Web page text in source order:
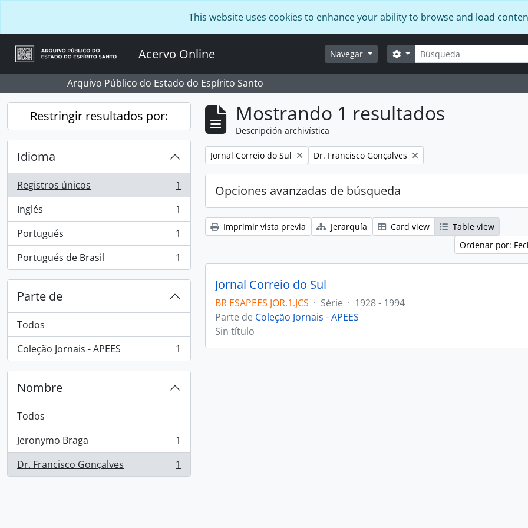
This website uses cookies to enhance your ability to browse and load
Acervo Online Navegar Búsqueda
Search options
Arquivo Público do Estado do Espírito Santo
Restringir resultados por:
Idioma
Registros únicos
, 1 resultados
1
Inglés
, 1 resultados
1
Portugués
, 1 resultados
1
Portugués de Brasil
, 1 resultados 1
Parte de
Todos
Coleção Jornais - APEES
, 1 resultados 1
Nombre
Todos
Jeronymo Braga
, 1 resultados
1
Dr. Francisco Gonçalves
, 1 resultados 1
Mostrando 1 resultados
Descripción archivística
Remove filter:
Jornal Correio do Sul Remove filter:
Dr. Francisco Gonçalves
Opciones avanzadas de búsqueda
Imprimir vista previa Jerarquía Card view
Table view
Ordenar por:
Jornal Correio do Sul
BR ESAPEES JOR.1.JCS · Série · 1928 - 1994
Parte de Coleção Jornais - APEES
Sin título